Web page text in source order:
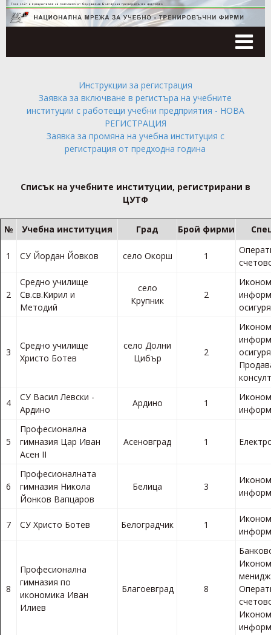
Инструкции за регистрация
Заявка за включване в регистъра на учебните
институции с работещи учебни предприятия - НОВА
РЕГИСТРАЦИЯ
Заявка за промяна на учебна институция с
регистрация от предходна година
Списък на учебните институции, регистрирани в
ЦУТФ
№ Учебна институция Град Брой фирми
1 СУ Йордан Йовков село Окорш 1
2
Средно училище
Св.св.Кирил и
Методий
село
Крупник
2
3
Средно училище
Христо Ботев
село Долни
Цибър
2
4
СУ Васил Левски -
Ардино
Ардино 1
5
Професионална
гимназия Цар Иван
Асен ІІ
Асеновград 1
6
Професионалната
гимназия Никола
Йонков Вапцаров
Белица 3
7 СУ Христо Ботев Белоградчик 1
8
Професионална
гимназия по
икономика Иван
Илиев
Благоевград 8